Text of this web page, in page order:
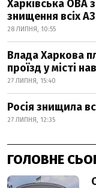
Харківська ОВА
знищення всіх
28 ЛИПНЯ, 10:55
Влада Харкова
проїзд у місті
27 ЛИПНЯ, 15:40
Росія знищила
27 ЛИПНЯ, 12:35
ГОЛОВНЕ